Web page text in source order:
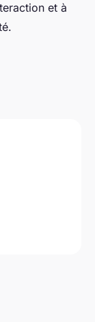
et à